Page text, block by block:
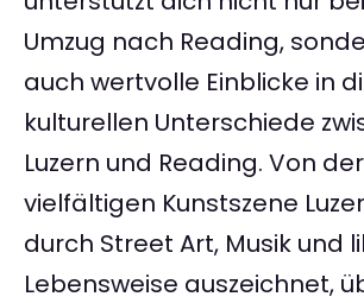
Umzug nach Reading,
auch wertvolle Einblicke in
kulturellen Unterschiede
Luzern und Reading. Von der
vielfältigen Kunstszene
durch Street Art, Musik und
Lebensweise auszeichnet,